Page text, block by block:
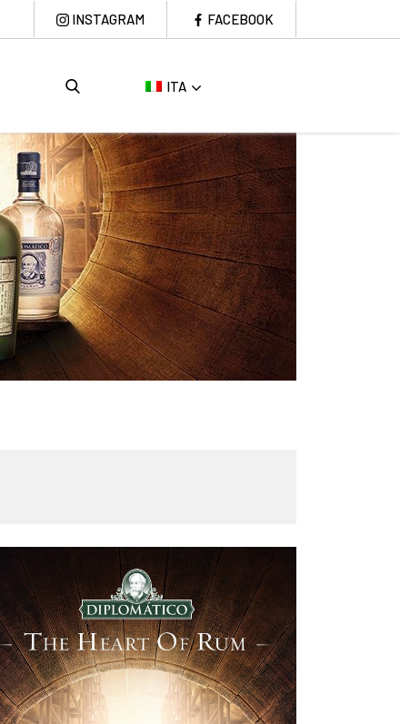
INSTAGRAM FACEBOOK
ITA